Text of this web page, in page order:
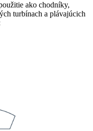
ako chodníky,
turbínach a plávajúcich